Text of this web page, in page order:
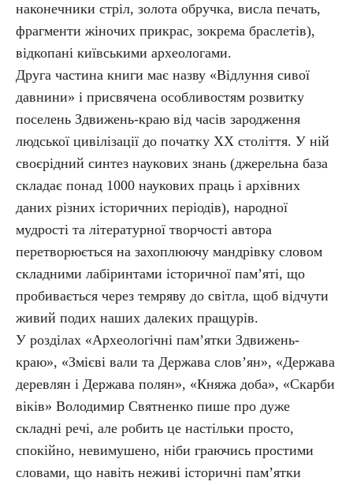
наконечники стріл, золота обручка, висла печать,
фрагменти жіночих прикрас, зокрема браслетів),
відкопані київськими археологами.
Друга частина книги має назву «Відлуння сивої
давнини» і присвячена особливостям розвитку
поселень Здвижень-краю від часів зародження
людської цивілізації до початку XX століття. У ній
своєрідний синтез наукових знань (джерельна база
складає понад 1000 наукових праць і архівних
даних різних історичних періодів), народної
мудрості та літературної творчості автора
перетворюється на захоплюючу мандрівку словом
складними лабіринтами історичної пам’яті, що
пробивається через темряву до світла, щоб відчути
живий подих наших далеких пращурів.
У розділах «Археологічні пам’ятки Здвижень-
краю», «Змієві вали та Держава слов’ян», «Держава
деревлян і Держава полян», «Княжа доба», «Скарби
віків» Володимир Святненко пише про дуже
складні речі, але робить це настільки просто,
спокійно, невимушено, ніби граючись простими
словами, що навіть неживі історичні пам’ятки